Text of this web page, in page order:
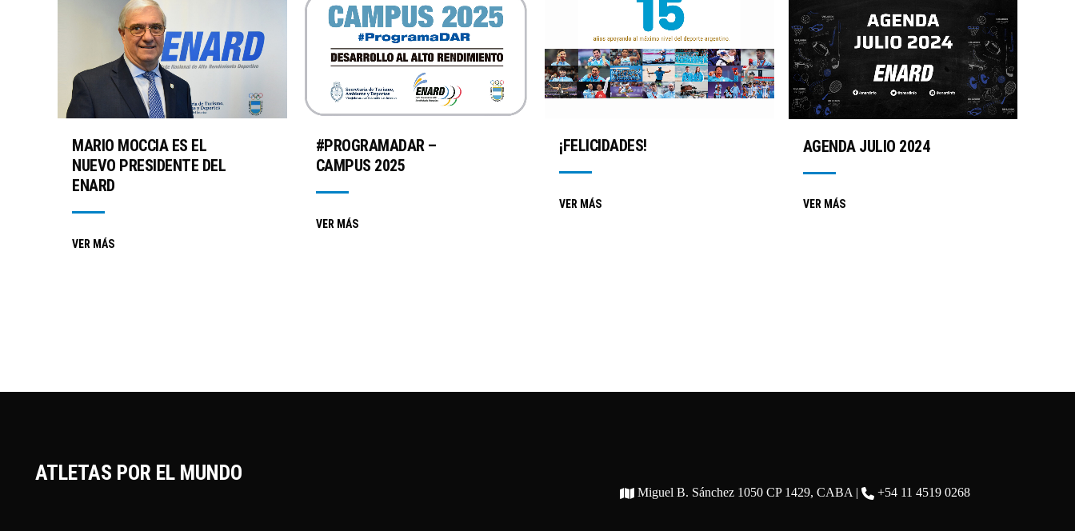
MARIO MOCCIA ES EL
NUEVO PRESIDENTE DEL
ENARD
VER MÁS
#PROGRAMADAR –
CAMPUS 2025
VER MÁS
¡FELICIDADES!
VER MÁS
AGENDA JULIO 2024
VER MÁS
ATLETAS POR EL MUNDO
Miguel B. Sánchez 1050 CP 1429, CABA | +54 11 4519 0268